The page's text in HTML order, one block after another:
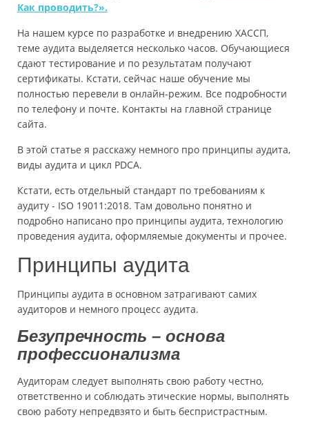
Как проводить?».
На нашем курсе по разработке и внедрению ХАССП,
теме аудита выделяется несколько часов. Обучающиеся
сдают тестирование и по результатам получают
сертификаты. Кстати, сейчас наше обучение мы
полностью перевели в онлайн-режим. Все подробности
по телефону и почте. Контакты на главной странице
сайта.
В этой статье я расскажу немного про принципы аудита,
виды аудита и цикл PDCA.
Кстати, есть отдельный стандарт по требованиям к
аудиту - ISO 19011:2018. Там довольно понятно и
подробно написано про принципы аудита, технологию
проведения аудита, оформляемые документы и прочее.
Принципы аудита
Принципы аудита в основном затрагивают самих
аудиторов и немного процесс аудита.
Безупречность – основа
профессионализма
Аудиторам следует выполнять свою работу честно,
ответственно и соблюдать этические нормы, выполнять
свою работу непредвзято и быть беспристрастным.